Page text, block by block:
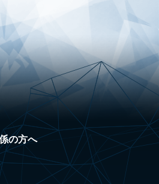
の方へ